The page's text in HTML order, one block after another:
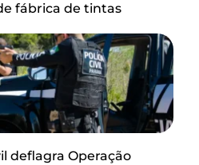
fábrica de tintas
deflagra Operação